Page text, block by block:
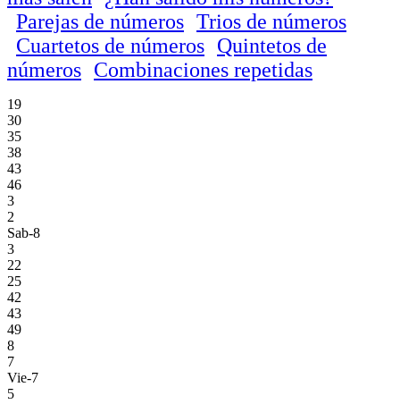
Parejas de números Trios de números
Cuartetos de números Quintetos de
números Combinaciones repetidas
19
30
35
38
43
46
3
2
Sab-8
3
22
25
42
43
49
8
7
Vie-7
5